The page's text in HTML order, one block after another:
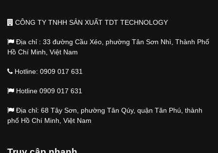
CÔNG TY TNHH SẢN XUẤT TDT TECHNOLOGY
Địa chỉ : 33 đường Cầu Xéo, phường Tân Sơn Nhì, Thành Phố
Hồ Chí Minh, Việt Nam
Hotline: 0909 017 631
Hotline 0909 017 631
Địa chỉ: 68 Tây Sơn, phường Tân Qúy, quận Tân Phú, thành
phố Hồ Chí Minh, Việt Nam